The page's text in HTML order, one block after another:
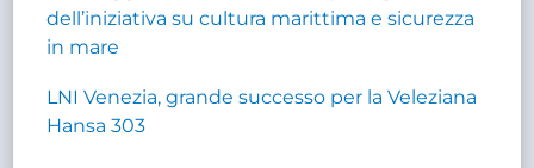
dell’iniziativa su cultura marittima e sicurezza
in mare
LNI Venezia, grande successo per la Veleziana
Hansa 303